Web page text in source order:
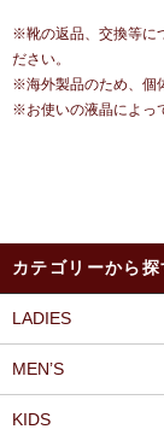
※靴の返品、交換等に
ださい。
※海外製品のため、個
※お使いの液晶によっ
カテゴリーから探
LADIES
MEN’S
KIDS